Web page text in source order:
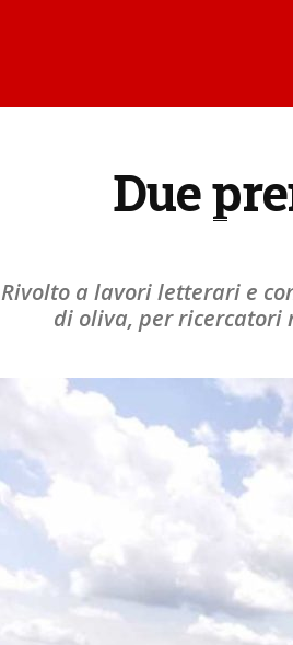
Due
Rivolto a lavori letterari e
di oliva, per ricercatori